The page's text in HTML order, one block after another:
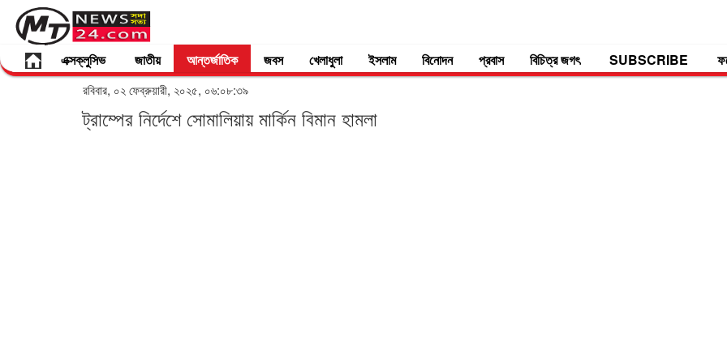
এক্সক্লুসিভ জাতীয় আন্তর্জাতিক জবস খেলাধুলা ইসলাম বিনোদন প্রবাস বিচিত্র জগৎ SUBSCRIBE
রবিবার, ০২ ফেব্রুয়ারী, ২০২৫, ০৬:০৮:৩৯
ট্রাম্পের নির্দেশে সোমালিয়ায় মার্কিন বিমান হামলা